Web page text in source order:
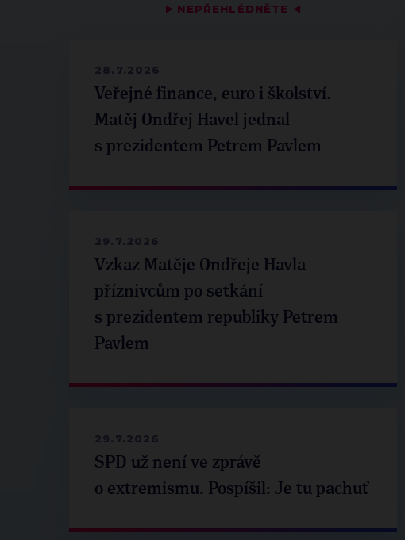
▶ NEPŘEHLÉDNĚTE ◀
28.7.2026
Veřejné finance, euro i školství.
Matěj Ondřej Havel jednal
s prezidentem Petrem Pavlem
29.7.2026
Vzkaz Matěje Ondřeje Havla
příznivcům po setkání
s prezidentem republiky Petrem
Pavlem
29.7.2026
SPD už není ve zprávě
o extremismu. Pospíšil: Je tu pachuť